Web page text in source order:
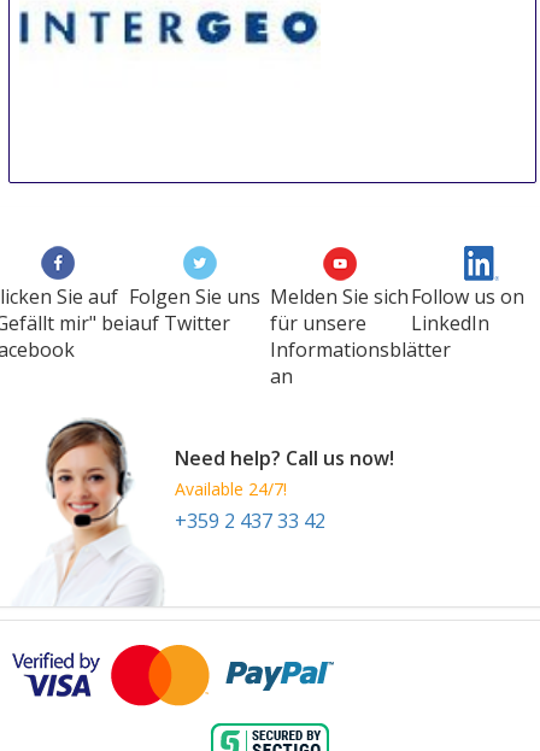
Berlin
Germany
Sie auf
mir" bei
Folgen Sie uns
auf Twitter
Melden Sie sich
für unsere
Informationsblätter
an
Follow us on
LinkedIn
Need help? Call us now!
Available 24/7!
+359 2 437 33 42